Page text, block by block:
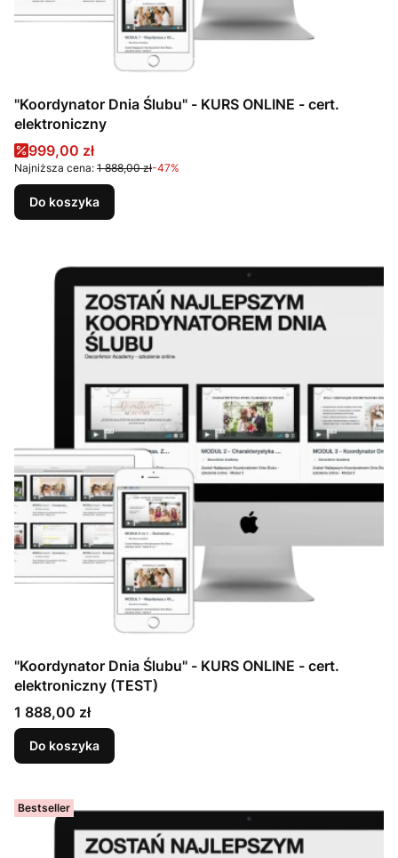
"Koordynator Dnia Ślubu" - KURS ONLINE - cert.
elektroniczny
Cena promocyjna
999,00 zł
Najniższa cena: 1 888,00 zł-47%
Do koszyka
"Koordynator Dnia Ślubu" - KURS ONLINE - cert.
elektroniczny (TEST)
Cena
1 888,00 zł
Do koszyka
Bestseller